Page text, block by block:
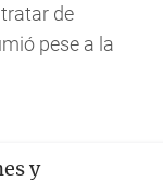
de
pese a la
y